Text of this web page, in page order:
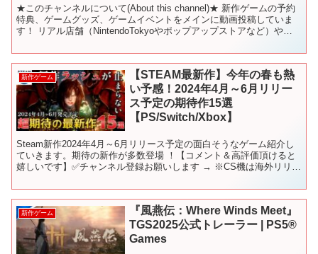
★このチャンネルについて(About this channel)★ 新作ゲームの予約
特典、ゲームグッズ、ゲームイベントをメインに動画投稿していま
す！ リアル店舗（NintendoTokyoやポップアップストアなど）やイ
新作ゲーム
【STEAM最新作】今年の春も熱
い予感！2024年4月～6月リリー
ス予定の期待作15選
【PS/Switch/Xbox】
Steam新作2024年4月～6月リリース予定の面白そうなゲーム紹介し
ていきます。期待の新作が多数登場 ！【コメント＆高評価頂けると
嬉しいです】✅チャンネル登録お願いします → ※CS機は海外リリー
新作ゲーム
『風燕伝：Where Winds Meet』
TGS2025公式トレーラー | PS5®
Games